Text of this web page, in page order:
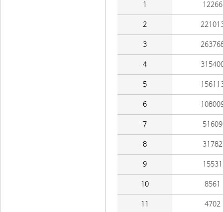
1 12266
2
3
4
5
6
7 51609
8 31782
9 15531
10 8561
11 4702